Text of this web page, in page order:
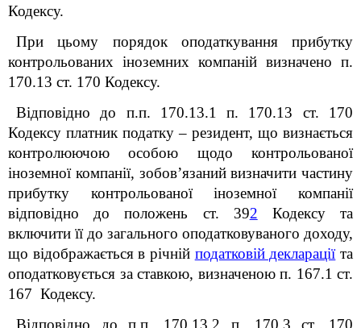
Кодексу.
При цьому порядок оподаткування прибутку
контрольованих іноземних компаній визначено п.
170.13 ст. 170 Кодексу.
Відповідно до п.п. 170.13.1 п. 170.13 ст. 170
Кодексу платник податку – резидент, що визнається
контролюючою особою щодо контрольованої
іноземної компанії, зобов’язаний визначити частину
прибутку контрольованої іноземної компанії
відповідно до положень ст. 392 Кодексу та
включити її до загального оподатковуваного доходу,
що відображається в річній податковій деклараціїта
оподатковується за ставкою, визначеною п. 167.1 ст.
167 Кодексу.
Відповідно до п.п. 170.13.2 п. 170.3 ст. 170